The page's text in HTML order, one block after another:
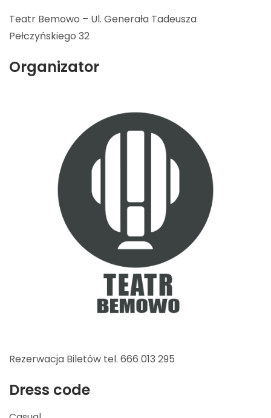
Teatr Bemowo – Ul. Generała Tadeusza
Pełczyńskiego 32
Organizator
Rezerwacja Biletów tel. 666 013 295
Dress code